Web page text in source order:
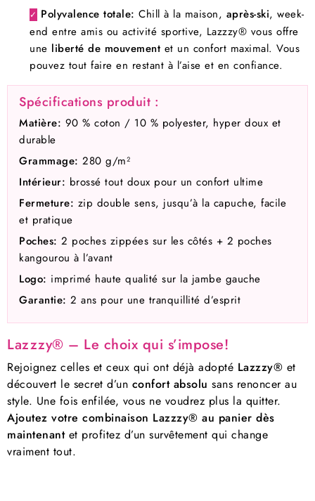
✓ Polyvalence totale: Chill à la maison, après-ski, week-
end entre amis ou activité sportive, Lazzzy® vous offre
une liberté de mouvement et un confort maximal. Vous
pouvez tout faire en restant à l’aise et en confiance.
Spécifications produit :
Matière: 90 % coton / 10 % polyester, hyper doux et
durable
Grammage: 280 g/m²
Intérieur: brossé tout doux pour un confort ultime
Fermeture: zip double sens, jusqu’à la capuche, facile
et pratique
Poches: 2 poches zippées sur les côtés + 2 poches
kangourou à l’avant
Logo: imprimé haute qualité sur la jambe gauche
Garantie: 2 ans pour une tranquillité d’esprit
Lazzzy® – Le choix qui s’impose!
Rejoignez celles et ceux qui ont déjà adopté Lazzzy® et
découvert le secret d’un confort absolu sans renoncer au
style. Une fois enfilée, vous ne voudrez plus la quitter.
Ajoutez votre combinaison Lazzzy® au panier dès
maintenantet profitez d’un survêtement qui change
vraiment tout.